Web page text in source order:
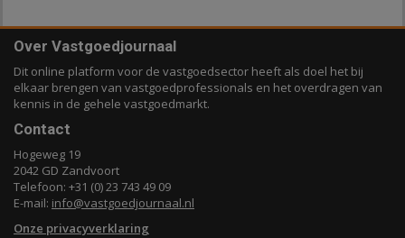
Over Vastgoedjournaal
Dit online platform voor de vastgoedsector heeft als doel het bij
elkaar brengen van vastgoedprofessionals en het overdragen van
kennis in de gehele vastgoedmarkt.
Contact
Hogeweg 19
2042 GD Zandvoort
Telefoon: +31 (0) 23 743 49 09
E-mail: info@vastgoedjournaal.nl
Onze privacyverklaring